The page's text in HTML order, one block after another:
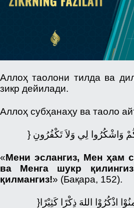
Аллоҳ таолони тилда ва
зикр дейилади.
Аллоҳ субҳанаҳу ва таоло
«Мени эслангиз, Мен ҳам
ва Менга шукр
қилмангиз!» (Бақара, 152).